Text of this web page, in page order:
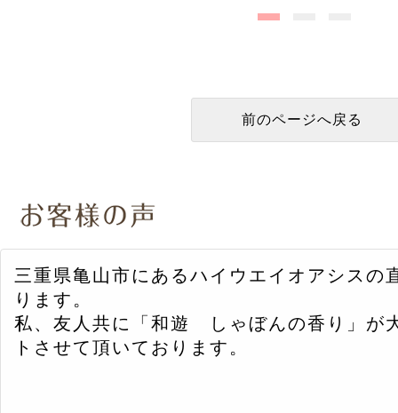
三重県亀山市にあるハイウエイオアシスの
ります。
私、友人共に「和遊 しゃぼんの香り」が
トさせて頂いております。